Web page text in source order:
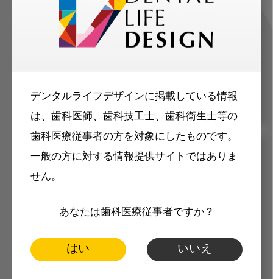
デンタルライフデザインに掲載している情報
は、歯科医師、歯科技工士、歯科衛生士等の
歯科医療従事者の方を対象にしたものです。
一般の方に対する情報提供サイトではありま
せん。
あなたは歯科医療従事者ですか？
はい いいえ
科衛生士、歯科技工士）に合わせた内
容のメールマガジンをお届けします。
メリット